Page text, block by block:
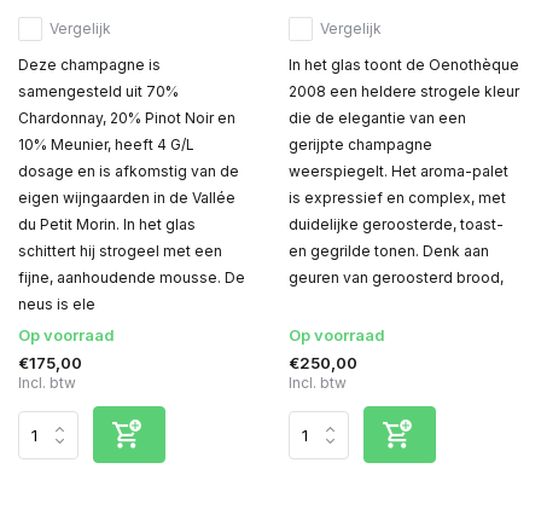
Vergelijk
Deze champagne is
samengesteld uit 70%
Chardonnay, 20% Pinot Noir en
10% Meunier, heeft 4 G/L
dosage en is afkomstig van de
eigen wijngaarden in de Vallée
du Petit Morin. In het glas
schittert hij strogeel met een
fijne, aanhoudende mousse. De
neus is ele
Op voorraad
€175,00
Incl. btw
Vergelijk
In het glas toont de Oenothèque
2008 een heldere strogele kleur
die de elegantie van een
gerijpte champagne
weerspiegelt. Het aroma-palet
is expressief en complex, met
duidelijke geroosterde, toast-
en gegrilde tonen. Denk aan
geuren van geroosterd brood,
Op voorraad
€250,00
Incl. btw